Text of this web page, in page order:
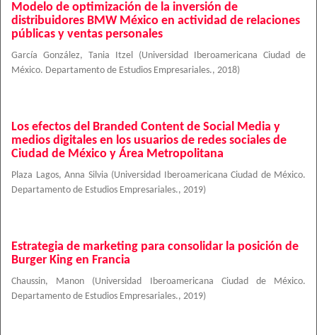
Modelo de optimización de la inversión de
distribuidores BMW México en actividad de relaciones
públicas y ventas personales
García González, Tania Itzel (Universidad Iberoamericana Ciudad de
México. Departamento de Estudios Empresariales., 2018)
Los efectos del Branded Content de Social Media y
medios digitales en los usuarios de redes sociales de
Ciudad de México y Área Metropolitana
Plaza Lagos, Anna Silvia (Universidad Iberoamericana Ciudad de México.
Departamento de Estudios Empresariales., 2019)
Estrategia de marketing para consolidar la posición de
Burger King en Francia
Chaussin, Manon (Universidad Iberoamericana Ciudad de México.
Departamento de Estudios Empresariales., 2019)